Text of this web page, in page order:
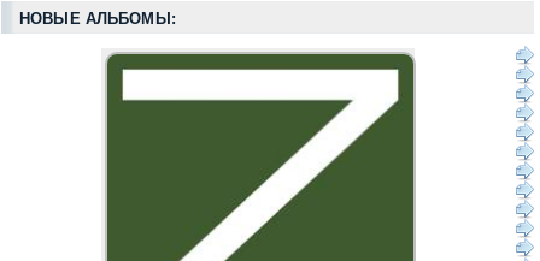
НОВЫЕ АЛЬБОМЫ: